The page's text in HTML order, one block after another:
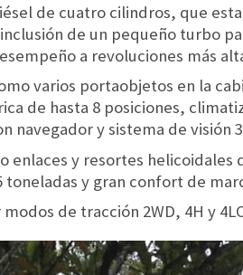
de cuatro cilindros, que
de un pequeño turbo
a revoluciones más
varios portaobjetos en la
de hasta 8 posiciones,
y sistema de visión
enlaces y resortes
toneladas y gran confort de
de tracción 2WD, 4H y